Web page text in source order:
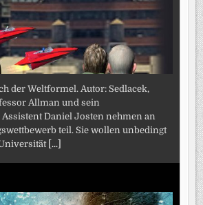
der Weltformel. Autor: Sedlacek,
Allman und sein
Daniel Josten nehmen an
teil. Sie wollen unbedingt
[...]